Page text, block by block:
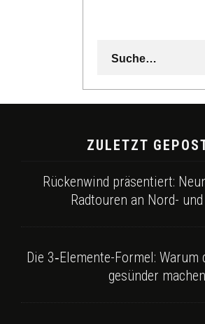
ZULETZT
Rückenwind präsentiert:
Radtouren an Nord- und
Die 3‑Elemente-Formel: Warum
gesünder machen